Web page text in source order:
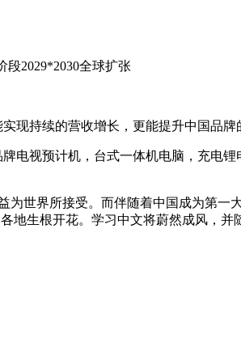
段2029*2030全球扩张
现持续的营收增长，更能提升中国品牌
电视预计机，台式一体机电脑，充电
世界所接受。而伴随着中国成为第
地生根开花。学习中文将蔚然成风，